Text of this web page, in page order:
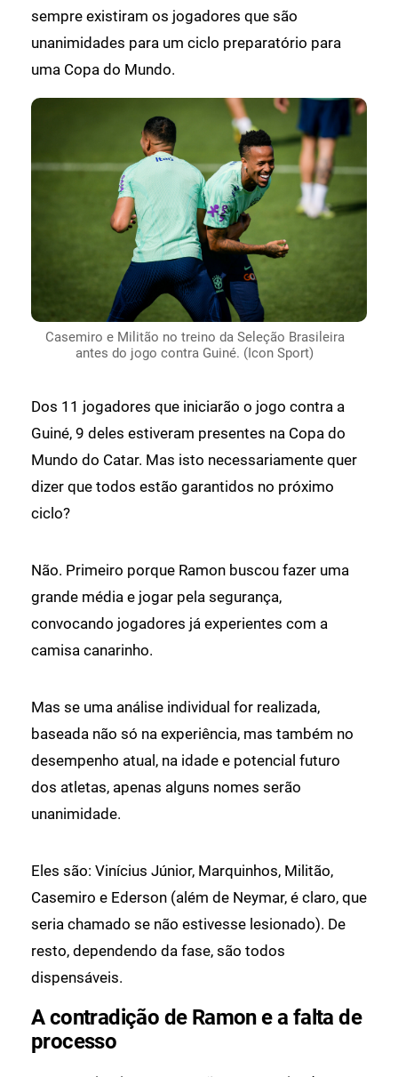
sempre existiram os jogadores que são
unanimidades para um ciclo preparatório para
uma Copa do Mundo.
Casemiro e Militão no treino da Seleção Brasileira
antes do jogo contra Guiné. (Icon Sport)
Dos 11 jogadores que iniciarão o jogo contra a
Guiné, 9 deles estiveram presentes na Copa do
Mundo do Catar. Mas isto necessariamente quer
dizer que todos estão garantidos no próximo
ciclo?
Não. Primeiro porque Ramon buscou fazer uma
grande média e jogar pela segurança,
convocando jogadores já experientes com a
camisa canarinho.
Mas se uma análise individual for realizada,
baseada não só na experiência, mas também no
desempenho atual, na idade e potencial futuro
dos atletas, apenas alguns nomes serão
unanimidade.
Eles são: Vinícius Júnior, Marquinhos, Militão,
Casemiro e Ederson (além de Neymar, é claro, que
seria chamado se não estivesse lesionado). De
resto, dependendo da fase, são todos
dispensáveis.
A contradição de Ramon e a falta de
processo